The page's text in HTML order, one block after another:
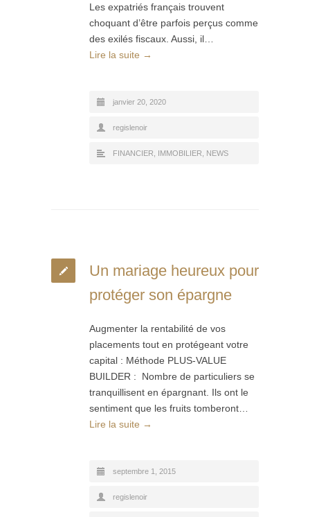
Les expatriés français trouvent
choquant d’être parfois perçus comme
des exilés fiscaux. Aussi, il…
Lire la suite →
janvier 20, 2020
regislenoir
FINANCIER IMMOBILIER NEWS
Un mariage heureux pour
protéger son épargne
Augmenter la rentabilité de vos
placements tout en protégeant votre
capital : Méthode PLUS-VALUE
BUILDER : Nombre de particuliers se
tranquillisent en épargnant. Ils ont le
sentiment que les fruits tomberont…
Lire la suite →
septembre 1, 2015
regislenoir